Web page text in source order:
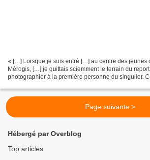
« […] Lorsque je suis entré […] au centre des jeunes
Mérogis, […] je quittais sciemment le terrain du
photographier à la première personne du singulier.
Page suivante >
Hébergé par Overblog
Top articles